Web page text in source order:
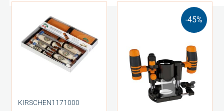
KIRSCHEN1171000
-45%